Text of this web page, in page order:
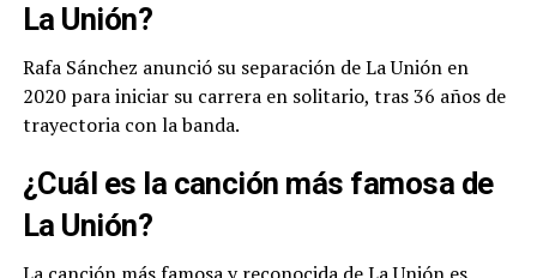
La Unión?
Rafa Sánchez anunció su separación de La Unión en
2020 para iniciar su carrera en solitario, tras 36 años de
trayectoria con la banda.
¿Cuál es la canción más famosa de
La Unión?